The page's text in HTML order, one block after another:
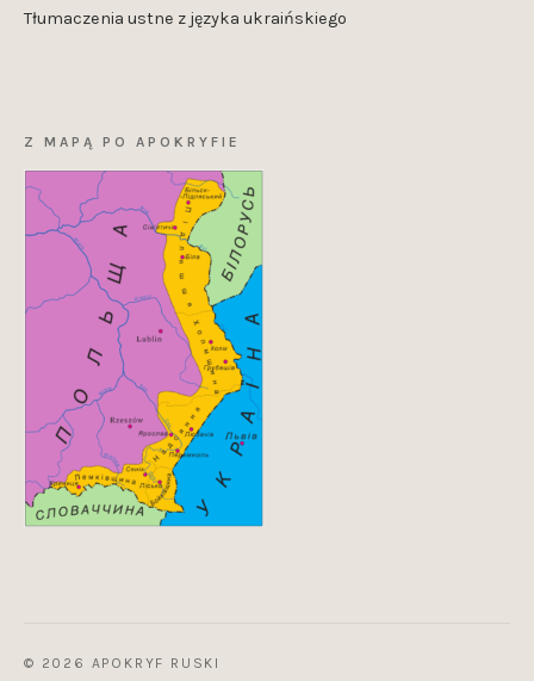
Tłumaczenia ustne z języka ukraińskiego
Z MAPĄ PO APOKRYFIE
© 2026 APOKRYF RUSKI